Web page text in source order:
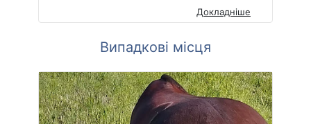
Докладніше
Випадкові місця